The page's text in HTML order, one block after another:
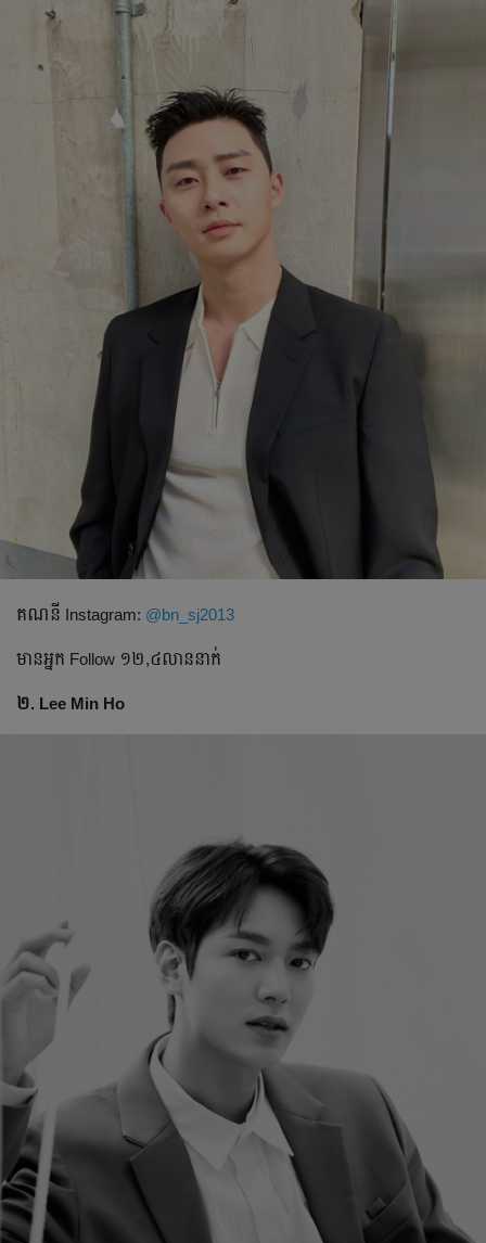
គណនី​ Instagram: @bn_sj2013
មានអ្នក​ Follow ១២,៤លាននាក់
២. Lee Min Ho